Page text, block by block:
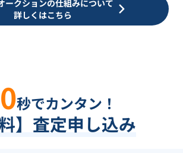
ークションの仕組みについて
詳しくはこちら
秒でカンタン！
料】査定申し込み